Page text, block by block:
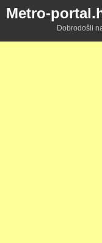
Metro-
Dobrodošli